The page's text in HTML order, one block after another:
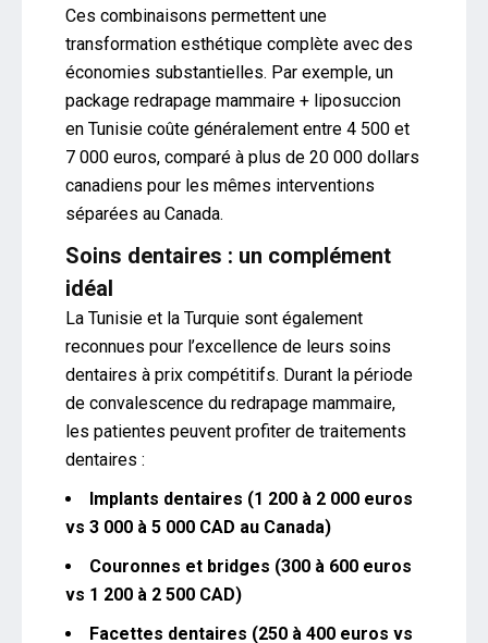
Ces combinaisons permettent une
transformation esthétique complète avec des
économies substantielles. Par exemple, un
package redrapage mammaire + liposuccion
en Tunisie coûte généralement entre 4 500 et
7 000 euros, comparé à plus de 20 000 dollars
canadiens pour les mêmes interventions
séparées au Canada.
Soins dentaires : un complément
idéal
La Tunisie et la Turquie sont également
reconnues pour l’excellence de leurs soins
dentaires à prix compétitifs. Durant la période
de convalescence du redrapage mammaire,
les patientes peuvent profiter de traitements
dentaires :
Implants dentaires (1 200 à 2 000 euros
vs 3 000 à 5 000 CAD au Canada)
Couronnes et bridges (300 à 600 euros
vs 1 200 à 2 500 CAD)
Facettes dentaires (250 à 400 euros vs